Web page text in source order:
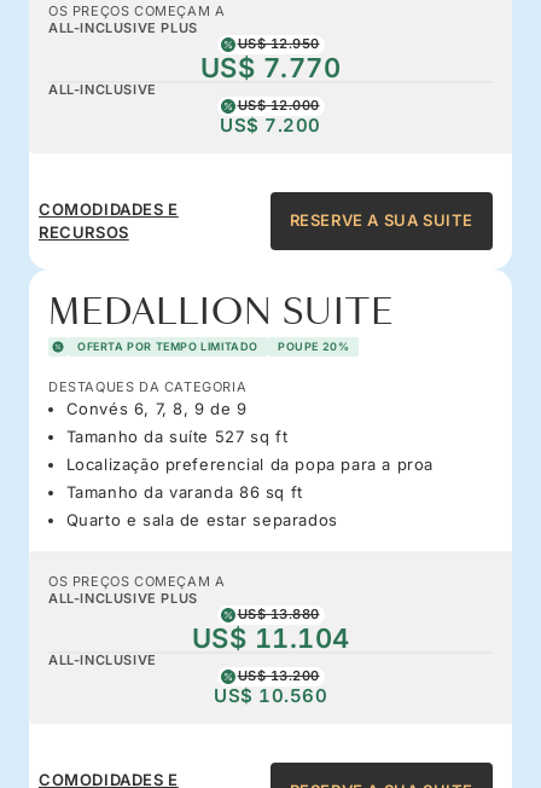
OS PREÇOS COMEÇAM A
ALL-INCLUSIVE PLUS
US$ 12.950
US$ 7.770
ALL-INCLUSIVE
US$ 12.000
US$ 7.200
COMODIDADES E
RECURSOS
RESERVE A SUA SUITE
MEDALLION SUITE
OFERTA POR TEMPO LIMITADO POUPE 20%
DESTAQUES DA CATEGORIA
Convés 6, 7, 8, 9 de 9
Tamanho da suíte 527 sq ft
Localização preferencial da popa para a proa
Tamanho da varanda 86 sq ft
Quarto e sala de estar separados
OS PREÇOS COMEÇAM A
ALL-INCLUSIVE PLUS
US$ 13.880
US$ 11.104
ALL-INCLUSIVE
US$ 13.200
US$ 10.560
COMODIDADES E